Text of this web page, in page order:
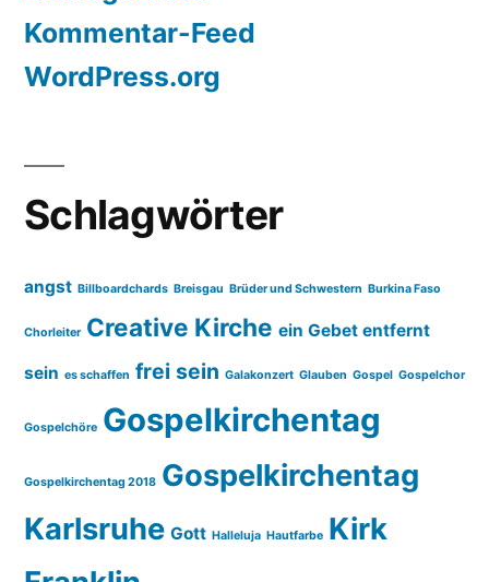
Kommentar-Feed
WordPress.org
Schlagwörter
angst Billboardchards Breisgau Brüder und Schwestern Burkina Faso
Chorleiter Creative Kirche ein Gebet entfernt
sein es schaffen frei sein Galakonzert Glauben Gospel Gospelchor
Gospelchöre Gospelkirchentag
Gospelkirchentag 2018 Gospelkirchentag
Karlsruhe Gott Halleluja Hautfarbe Kirk